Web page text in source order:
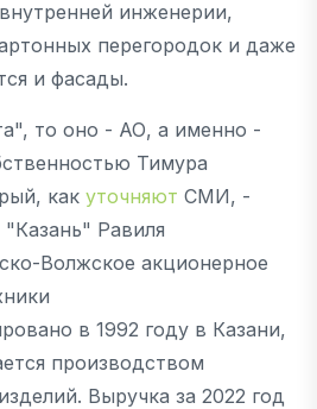
инженерии,
перегородок и даже
и фасады.
то оно - АО, а именно -
Тимура
как уточняют СМИ, -
Равиля
Волжское акционерное
в 1992 году в Казани,
производством
Выручка за 2022 год